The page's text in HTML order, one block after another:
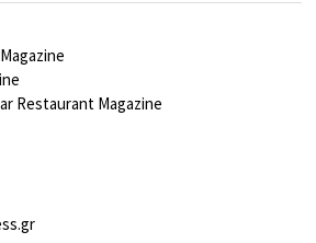
Restaurant Magazine